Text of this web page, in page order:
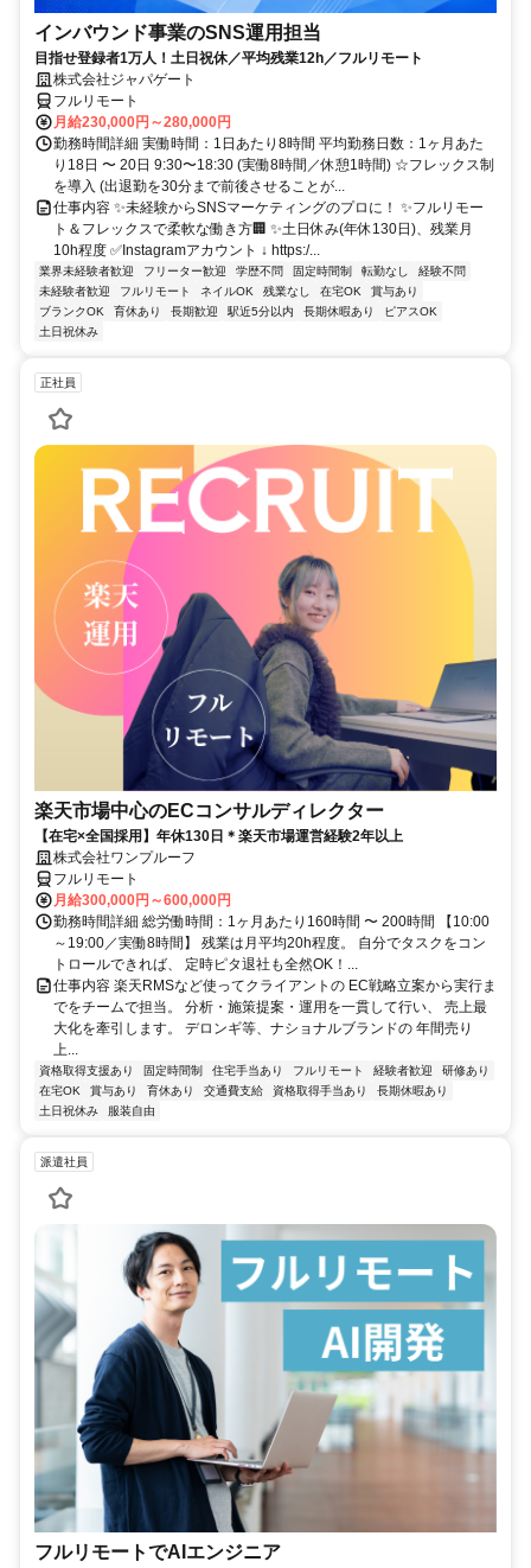
インバウンド事業のSNS運用担当
目指せ登録者1万人！土日祝休／平均残業12h／フルリモート
株式会社ジャパゲート
フルリモート
月給230,000円～280,000円
勤務時間詳細 実働時間：1日あたり8時間 平均勤務日数：1ヶ月あた
り18日 〜 20日 9:30〜18:30 (実働8時間／休憩1時間) ☆フレックス制
を導入 (出退勤を30分まで前後させることが...
仕事内容 ✨未経験からSNSマーケティングのプロに！ ✨フルリモー
ト＆フレックスで柔軟な働き方🏢 ✨土日休み(年休130日)、残業月
10h程度 ✅Instagramアカウント ↓ https:/...
業界未経験者歓迎 フリーター歓迎 学歴不問 固定時間制 転勤なし
経験不問
未経験者歓迎
フルリモート ネイルOK 残業なし 在宅OK
賞与あり
ブランクOK
育休あり 長期歓迎 駅近5分以内 長期休暇あり
ピアスOK
土日祝休み
正社員
楽天市場中心のECコンサルディレクター
【在宅×全国採用】年休130日＊楽天市場運営経験2年以上
株式会社ワンプルーフ
フルリモート
月給300,000円～600,000円
勤務時間詳細 総労働時間：1ヶ月あたり160時間 〜 200時間 【10:00
～19:00／実働8時間】 残業は月平均20h程度。 自分でタスクをコン
トロールできれば、 定時ピタ退社も全然OK！...
仕事内容 楽天RMSなど使ってクライアントの EC戦略立案から実行ま
でをチームで担当。 分析・施策提案・運用を一貫して行い、 売上最
大化を牽引します。 デロンギ等、ナショナルブランドの 年間売り
上...
資格取得支援あり 固定時間制 住宅手当あり フルリモート 経験者歓迎
研修あり
在宅OK
賞与あり 育休あり 交通費支給 資格取得手当あり
長期休暇あり
土日祝休み
服装自由
派遣社員
フルリモートでAIエンジニア